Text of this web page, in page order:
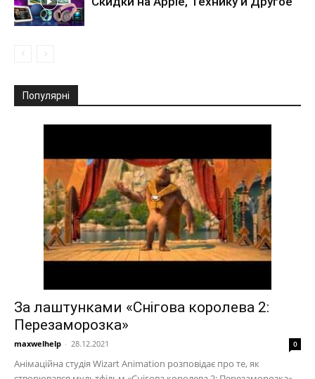
Популярні
За лаштунками «Снігова королева 2:
Перезаморозка»
maxwelhelp - 28.12.2021 0
Анімаційна студія Wizart Animation розповідає про те, як